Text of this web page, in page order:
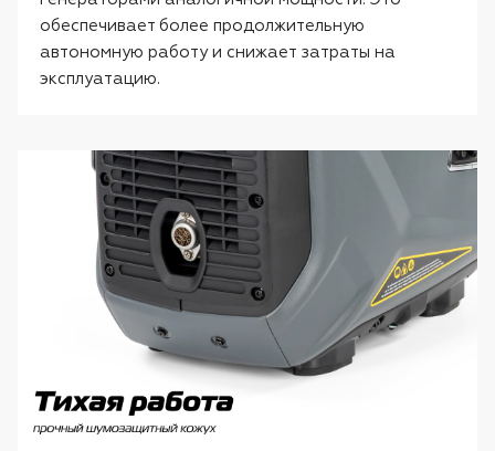
обеспечивает более продолжительную
автономную работу и снижает затраты на
эксплуатацию.